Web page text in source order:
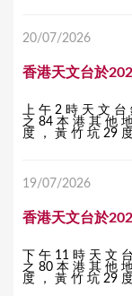
20/07/2026
香港天文台於
上 午 2 時 天 文 台
之 84 本 港 其 他
度 ， 黃 竹 坑 29
19/07/2026
香港天文台於
下 午 11 時 天 文
之 80 本 港 其 他
度 ， 黃 竹 坑 29